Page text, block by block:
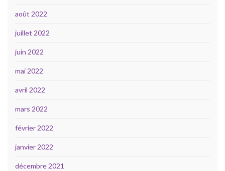
août 2022
juillet 2022
juin 2022
mai 2022
avril 2022
mars 2022
février 2022
janvier 2022
décembre 2021